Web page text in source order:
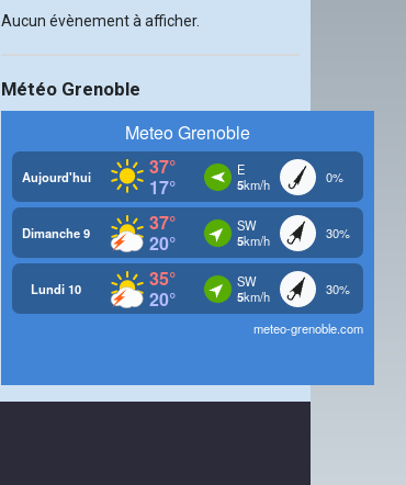
Aucun évènement à afficher.
Météo Grenoble